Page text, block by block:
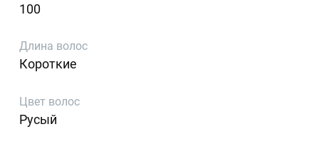
100
Длина волос
Короткие
Цвет волос
Русый